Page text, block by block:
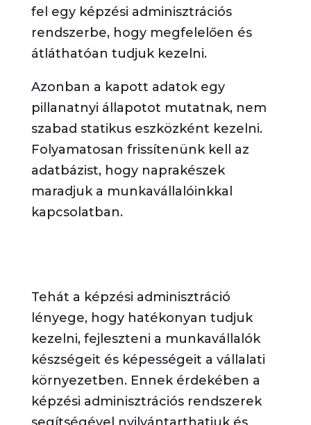
fel egy képzési adminisztrációs
rendszerbe, hogy megfelelően és
átláthatóan tudjuk kezelni.
Azonban a kapott adatok egy
pillanatnyi állapotot mutatnak, nem
szabad statikus eszközként kezelni.
Folyamatosan frissítenünk kell az
adatbázist, hogy naprakészek
maradjuk a munkavállalóinkkal
kapcsolatban.
Tehát a képzési adminisztráció
lényege, hogy hatékonyan tudjuk
kezelni, fejleszteni a munkavállalók
készségeit és képességeit a vállalati
környezetben. Ennek érdekében a
képzési adminisztrációs rendszerek